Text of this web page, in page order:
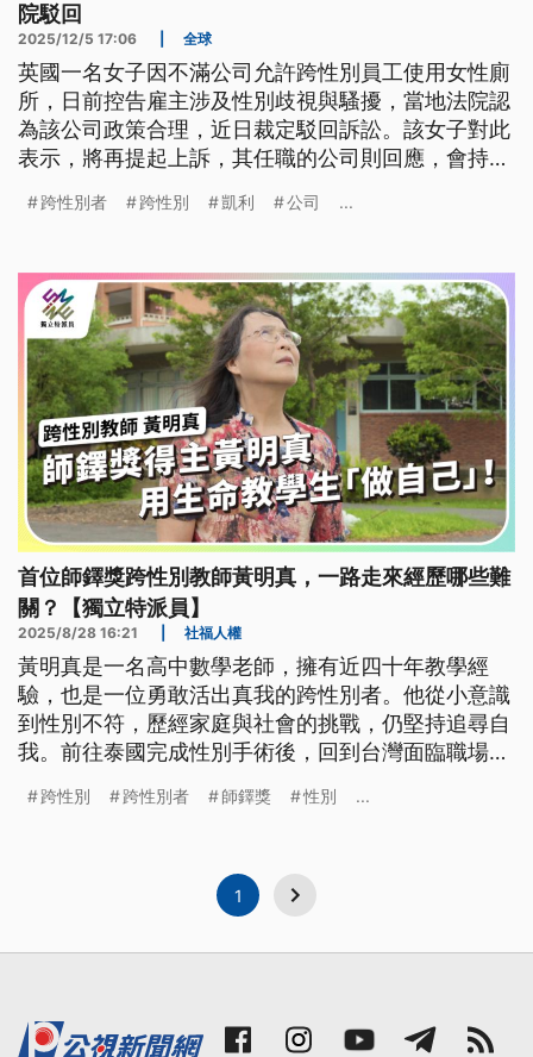
院駁回
2025/12/5 17:06 全球
英國一名女子因不滿公司允許跨性別員工使用女性廁
所，日前控告雇主涉及性別歧視與騷擾，當地法院認
為該公司政策合理，近日裁定駁回訴訟。該女子對此
表示，將再提起上訴，其任職的公司則回應，會持續
跨性別者 跨性別 凱利 公司 ...
首位師鐸獎跨性別教師黃明真，一路走來經歷哪些難
關？【獨立特派員】
2025/8/28 16:21 社福人權
黃明真是一名高中數學老師，擁有近四十年教學經
驗，也是一位勇敢活出真我的跨性別者。他從小意識
到性別不符，歷經家庭與社會的挑戰，仍堅持追尋自
我。前往泰國完成性別手術後，回到台灣面臨職場的
過行動傳達尊重與包容。
跨性別 跨性別者 師鐸獎 性別 ...
1